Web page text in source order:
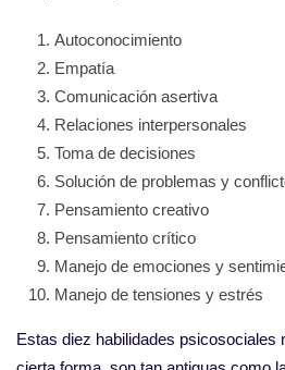
Autoconocimiento
Empatía
Comunicación asertiva
Relaciones interpersonales
Toma de decisiones
Solución de problemas y
Pensamiento creativo
Pensamiento crítico
Manejo de emociones y
Manejo de tensiones y estrés
Estas diez habilidades psicosociales